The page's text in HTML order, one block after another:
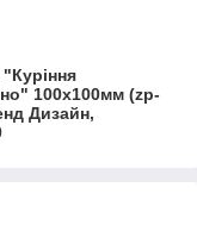
100х100мм (zp-
Дизайн,